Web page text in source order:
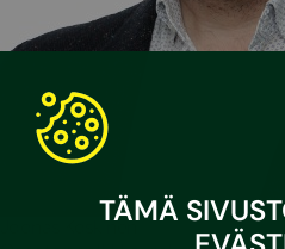
TÄMÄ
Joonas Koskinen